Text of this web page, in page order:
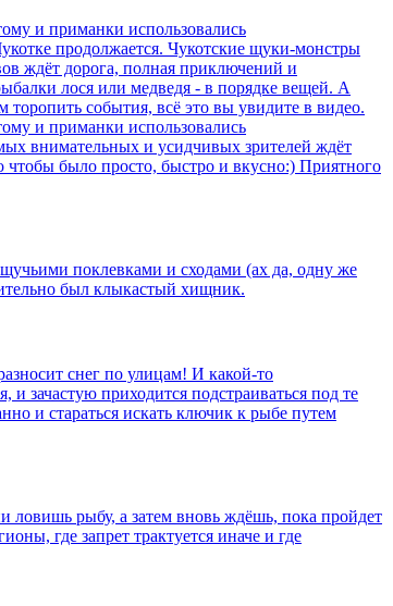
и приманки использовались
продолжается. Чукотские щуки-монстры
ждёт дорога, полная приключений и
лося или медведя - в порядке вещей. А
события, всё это вы увидите в видео.
и приманки использовались
внимательных и усидчивых зрителей ждёт
было просто, быстро и вкусно:) Приятного
поклевками и сходами (ах да, одну же
был клыкастый хищник.
снег по улицам! И какой-то
зачастую приходится подстраиваться под те
и стараться искать ключик к рыбе путем
рыбу, а затем вновь ждёшь, пока пройдет
где запрет трактуется иначе и где